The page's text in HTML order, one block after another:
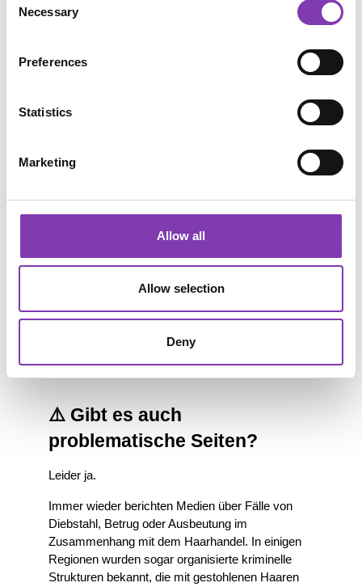
Selection
Necessary
Preferences
Statistics
Marketing
Allow all
Allow selection
Deny
und wenig chemisch behandelt sind.
💰 Kann man mit Haaren Geld
Neben religiösen Haarspenden gibt es auch einen
In verschiedenen Ländern verkaufen Menschen
Wie in vielen globalen Lieferketten gibt es auch
⚠️ Gibt es auch
problematische Seiten?
Leider ja.
Immer wieder berichten Medien über Fälle von
Diebstahl, Betrug oder Ausbeutung im
Zusammenhang mit dem Haarhandel. In einigen
Regionen wurden sogar organisierte kriminelle
Strukturen bekannt, die mit gestohlenen Haaren